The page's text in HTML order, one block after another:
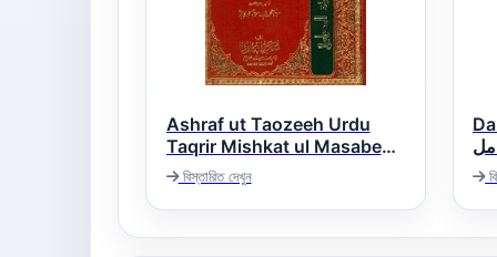
Ashraf ut Taozeeh Urdu
Taqrir Mishkat ul Masabeeh
اشرف التوضیح اردو تقریر
مشکاۃ المصابیح
বিস্তারিত দেখুন